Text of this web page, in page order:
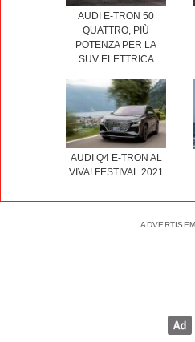
AUDI E-TRON 50
QUATTRO, PIÙ
POTENZA PER LA
SUV ELETTRICA
AUDI Q4 E-TRON AL
VIVA! FESTIVAL 2021